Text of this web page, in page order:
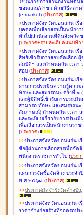
ใช้ในราชการสำนักงานที่ดิน
ขอนแก่น/สาขา ด้วยวิธีตลาด
(e-market) (ประกาศ)
>ประกาศจังหวัดขอนแก่น เรื่อ
บุคคลเพื่อเลือกสรรเป็นพนักง
ทั่วไป(สำนักงานที่ดินจังหวัด
(ประกาศ+รายละเอียดแนบท้า
>ประกาศจังหวัดขอนแก่น เรื่อ
สิทธิเข้ารับการสอบคัดเลือก
สมบัติฯ และกำหนดวัน เวลา
สอบ (ประกาศ)
>ประกาศจังหวัดขอนแก่น เรื่อ
ผ่านการประเมินความรู้ควา
ทักษะ และสมรรถนะ ครั้งที่ ๑
และผู้มีสิทธิ์เข้ารับการประเมิ
สามารถ ทักษะ และสมรรถน
สัมภาษณ์) กำหนดวัน เวลา
และระเบียบเกี่ยวกับการประเ
เพื่อเลือกสรรเป็นพนักงานราช
(ประกาศ)
>>ประกาศจังหวัดขอนแก่น เรื่
ชื่อผู้ผ่านการเลือกสรรเพื่อจัดจ้
พนักงานราชการทั่วไป (ประก
>>ประกาศจังหวัดขอนแก่น เรื่
แผนการจัดซื้อจัดจ้าง ประจำ
พ.ศ.๒๕๖๘ (ประกาศ)
>>ประกาศมัดจำรังวัดค้างบั
>>ประกาศจังหวัดขอนแก่น เรื่
ราคาจ้างก่อสร้างที่จอดรถป